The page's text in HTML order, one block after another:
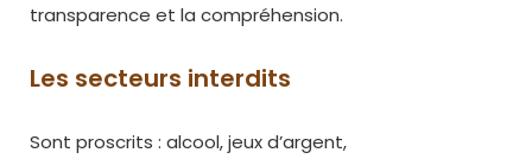
transparence et la compréhension.
Les secteurs interdits
Sont proscrits : alcool, jeux d’argent,